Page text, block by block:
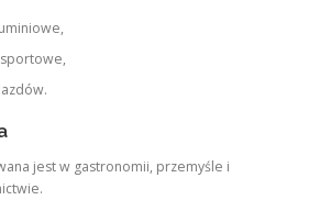
jest w gastronomii, przemyśle i